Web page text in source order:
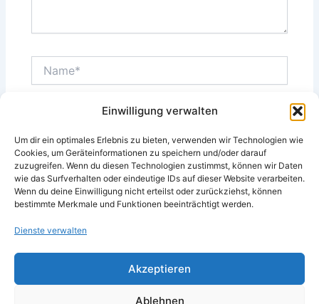
Einwilligung verwalten
Um dir ein optimales Erlebnis zu bieten, verwenden wir Technologien wie
Cookies, um Geräteinformationen zu speichern und/oder darauf
zuzugreifen. Wenn du diesen Technologien zustimmst, können wir Daten
wie das Surfverhalten oder eindeutige IDs auf dieser Website verarbeiten.
Wenn du deine Einwilligung nicht erteilst oder zurückziehst, können
bestimmte Merkmale und Funktionen beeinträchtigt werden.
Dienste verwalten
Akzeptieren
Ablehnen
Adresse*
Website